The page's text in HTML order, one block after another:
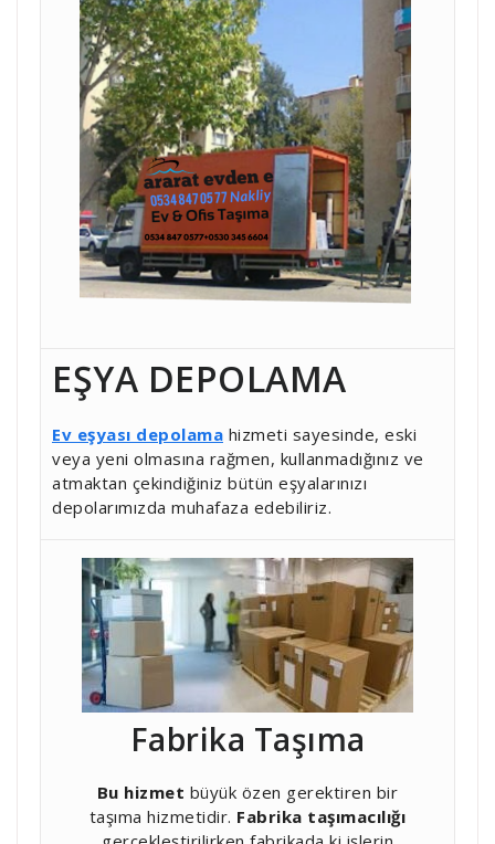
EŞYA DEPOLAMA
Ev eşyası depolama hizmeti sayesinde, eski
veya yeni olmasına rağmen, kullanmadığınız ve
atmaktan çekindiğiniz bütün eşyalarınızı
depolarımızda muhafaza edebiliriz.
Fabrika Taşıma
Bu hizmet büyük özen gerektiren bir
taşıma hizmetidir. Fabrika taşımacılığı